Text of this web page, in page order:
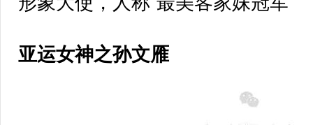
亚运女神之孙文雁